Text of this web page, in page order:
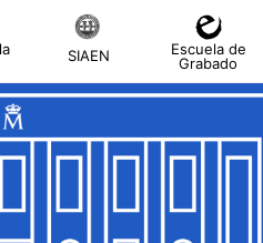
SIAEN
Escuela de
Grabado